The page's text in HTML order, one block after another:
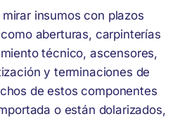
insumos con plazos
aberturas, carpinterías
técnico, ascensores,
y terminaciones de
de estos componentes
o están dolarizados,